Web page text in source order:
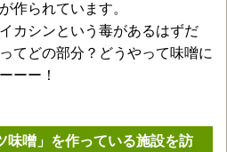
作られています。
カシンという毒があるはずだ
てどの部分？どうやって味噌に
ーー！
味噌」を作っている施設を訪